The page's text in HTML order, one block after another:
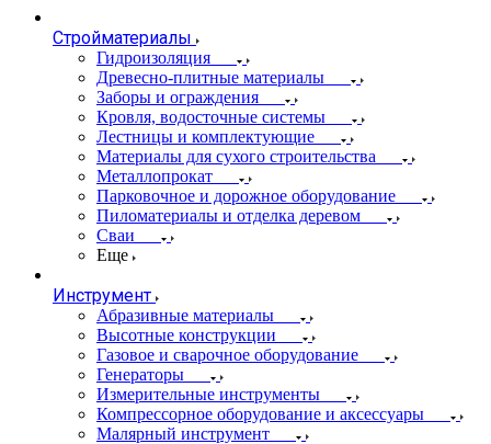
Стройматериалы
Гидроизоляция
Древесно-плитные материалы
Заборы и ограждения
Кровля, водосточные системы
Лестницы и комплектующие
Материалы для сухого строительства
Металлопрокат
Парковочное и дорожное оборудование
Пиломатериалы и отделка деревом
Сваи
Еще
Инструмент
Абразивные материалы
Высотные конструкции
Газовое и сварочное оборудование
Генераторы
Измерительные инструменты
Компрессорное оборудование и аксессуары
Малярный инструмент